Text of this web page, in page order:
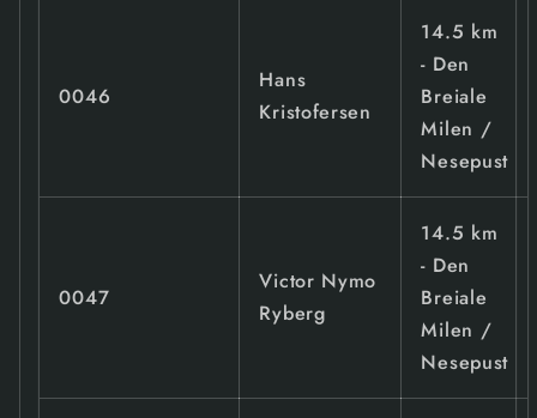
0046
Hans
Kristofersen
14.5 km
- Den
Breiale
Milen /
Nesepust
0047
Victor Nymo
Ryberg
14.5 km
- Den
Breiale
Milen /
Nesepust